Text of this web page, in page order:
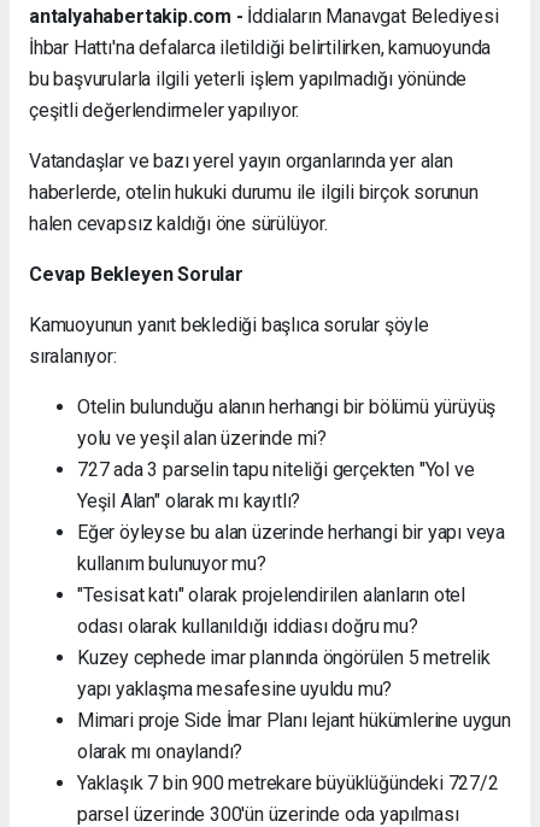
antalyahabertakip.com - İddiaların Manavgat Belediyesi
İhbar Hattı'na defalarca iletildiği belirtilirken, kamuoyunda
bu başvurularla ilgili yeterli işlem yapılmadığı yönünde
çeşitli değerlendirmeler yapılıyor.
Vatandaşlar ve bazı yerel yayın organlarında yer alan
haberlerde, otelin hukuki durumu ile ilgili birçok sorunun
halen cevapsız kaldığı öne sürülüyor.
Cevap Bekleyen Sorular
Kamuoyunun yanıt beklediği başlıca sorular şöyle
sıralanıyor:
Otelin bulunduğu alanın herhangi bir bölümü yürüyüş
yolu ve yeşil alan üzerinde mi?
727 ada 3 parselin tapu niteliği gerçekten "Yol ve
Yeşil Alan" olarak mı kayıtlı?
Eğer öyleyse bu alan üzerinde herhangi bir yapı veya
kullanım bulunuyor mu?
"Tesisat katı" olarak projelendirilen alanların otel
odası olarak kullanıldığı iddiası doğru mu?
Kuzey cephede imar planında öngörülen 5 metrelik
yapı yaklaşma mesafesine uyuldu mu?
Mimari proje Side İmar Planı lejant hükümlerine uygun
olarak mı onaylandı?
Yaklaşık 7 bin 900 metrekare büyüklüğündeki 727/2
parsel üzerinde 300'ün üzerinde oda yapılması